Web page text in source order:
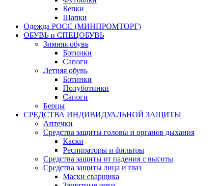
Кепки
Шапки
Одежда РОСС (МИНПРОМТОРГ)
ОБУВЬ и СПЕЦОБУВЬ
Зимняя обувь
Ботинки
Сапоги
Летняя обувь
Ботинки
Полуботинки
Сапоги
Берцы
СРЕДСТВА ИНДИВИДУАЛЬНОЙ ЗАЩИТЫ
Аптечки
Средства защиты головы и органов дыхания
Каски
Респираторы и фильтры
Средства защиты от падения с высоты
Средства защиты лица и глаз
Маски сварщика